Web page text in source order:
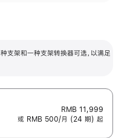
架和一种支架转换器可选，以满足
RMB 11,999
或 RMB 500/月 (24 期) 起